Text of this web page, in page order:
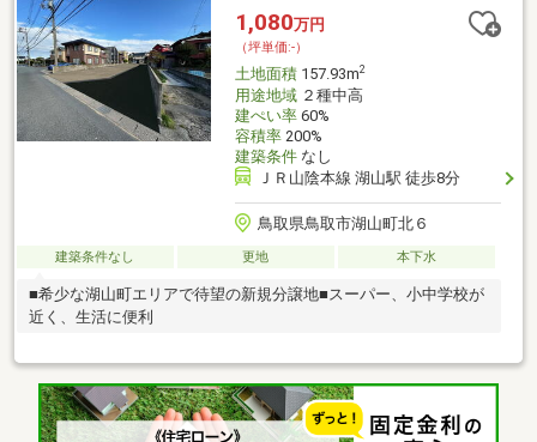
からもずっと続く住まいを、自社大工が建築します。デザインだ
けでなく性能も重視したい方、光熱費を抑えながら快適に暮らし
たい方。是非一度お問い合わせください！
1,080万円
（坪単価:-）
土地面積157.93m2
用途地域２種中高
建ぺい率60%
容積率200%
建築条件なし
ＪＲ山陰本線 湖山駅 徒歩8分
鳥取県鳥取市湖山町北６
建築条件なし 更地 本下水
■希少な湖山町エリアで待望の新規分譲地■スーパー、小中学校が
近く、生活に便利